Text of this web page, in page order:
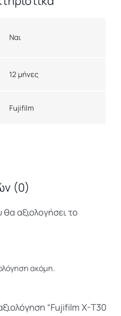
Ναι
12 μήνες
Fujifilm
(0)
αξιολογήσει το
ακόμη.
“Fujifilm X-T30